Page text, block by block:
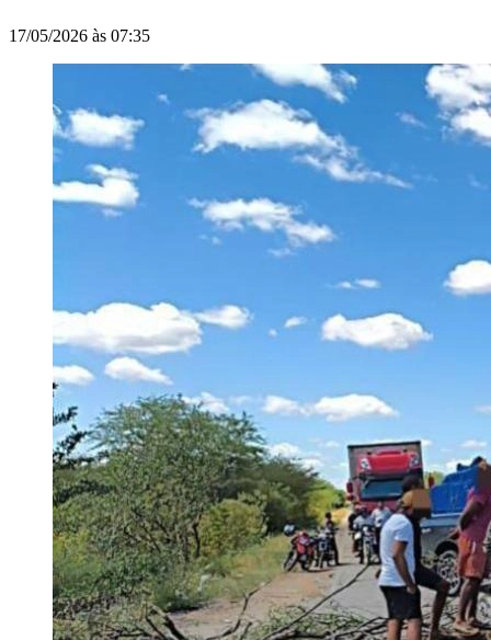
17/05/2026 às 07:35